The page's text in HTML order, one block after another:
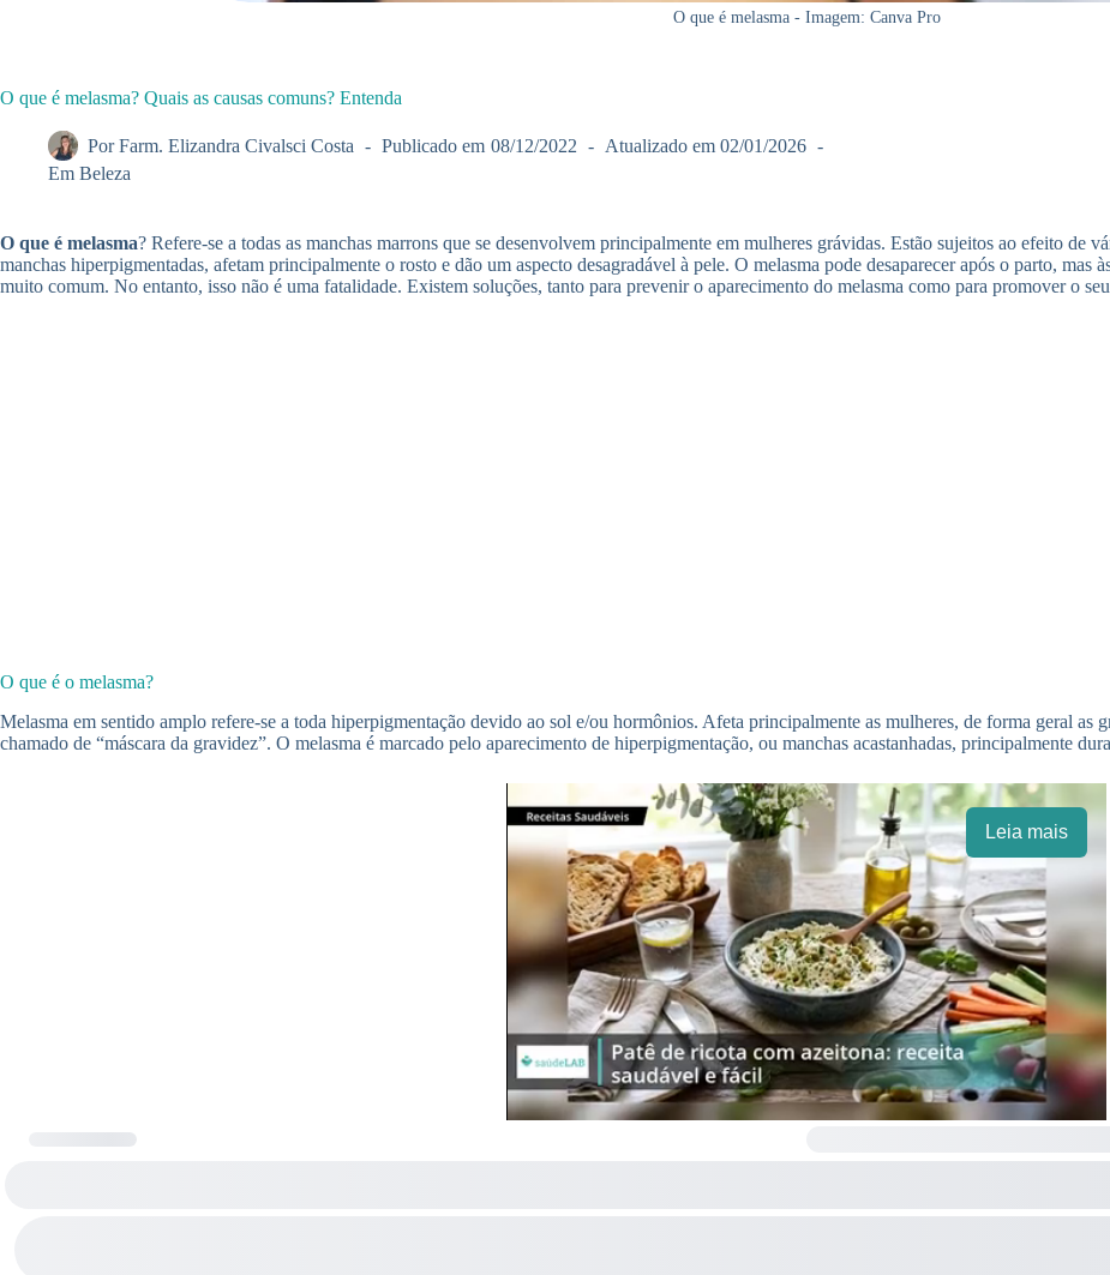
O que é melasma - Imagem: Canva Pro
O que é melasma? Quais as causas comuns? Entenda
Por Farm. Elizandra Civalsci Costa Publicado em 08/12/2022 Atualizado em 02/01/2026
Em Beleza
O que é melasma? Refere-se a todas as manchas marrons que se desenvolvem principalmente em mulheres grávidas. Estão sujeitos ao efeito de
manchas hiperpigmentadas, afetam principalmente o rosto e dão um aspecto desagradável à pele. O melasma pode desaparecer após o parto, mas
muito comum. No entanto, isso não é uma fatalidade. Existem soluções, tanto para prevenir o aparecimento do melasma como para promover o
O que é o melasma?
Melasma em sentido amplo refere-se a toda hiperpigmentação devido ao sol e/ou hormônios. Afeta principalmente as mulheres, de forma geral as
chamado de “máscara da gravidez”. O melasma é marcado pelo aparecimento de hiperpigmentação, ou manchas acastanhadas, principalmente
Leia mais